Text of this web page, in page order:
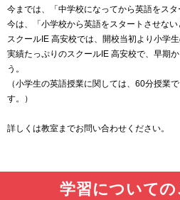
今までは、「中学校になってから英語をスタ
今は、「小学校から英語をスタートさせない
スクールIE 高安校では、開校当初より小学
実績たっぷりのスクールIE 高安校で、早期
う。
（小学生の英語授業に関しては、60分授業
す。）
詳しくは教室までお問い合わせく
学習についての